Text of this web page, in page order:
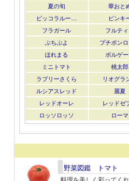
夏の旬
華おと
ピッコラルー…
ピンキ
フラガール
フルテ
ぷちぷよ
プチポン
ほれまる
ボルゲ
ミニトマト
桃太郎
ラブリーさくら
リオグラ
ルシアスレッド
麗夏
レッドオーレ
レッドゼ
ロッソロッソ
ローマ
野菜図鑑 トマト